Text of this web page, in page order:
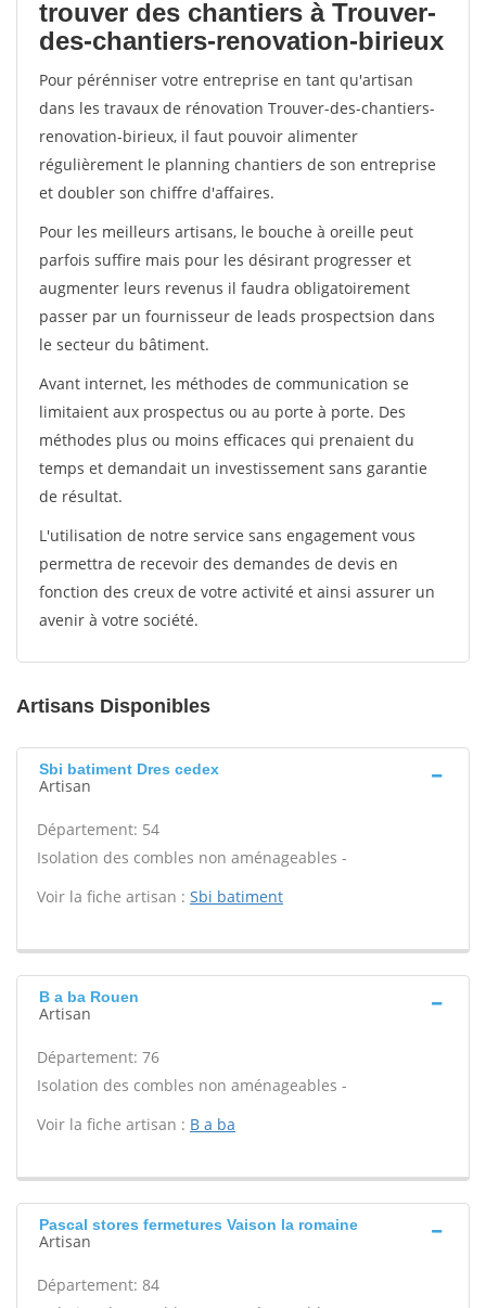
trouver des chantiers à Trouver-
des-chantiers-renovation-birieux
Pour pérénniser votre entreprise en tant qu'artisan
dans les travaux de rénovation Trouver-des-chantiers-
renovation-birieux, il faut pouvoir alimenter
régulièrement le planning chantiers de son entreprise
et doubler son chiffre d'affaires.
Pour les meilleurs artisans, le bouche à oreille peut
parfois suffire mais pour les désirant progresser et
augmenter leurs revenus il faudra obligatoirement
passer par un fournisseur de leads prospectsion dans
le secteur du bâtiment.
Avant internet, les méthodes de communication se
limitaient aux prospectus ou au porte à porte. Des
méthodes plus ou moins efficaces qui prenaient du
temps et demandait un investissement sans garantie
de résultat.
L'utilisation de notre service sans engagement vous
permettra de recevoir des demandes de devis en
fonction des creux de votre activité et ainsi assurer un
avenir à votre société.
Artisans Disponibles
Sbi batiment Dres cedex
Artisan
Département: 54
Isolation des combles non aménageables -
Voir la fiche artisan : Sbi batiment
B a ba Rouen
Artisan
Département: 76
Isolation des combles non aménageables -
Voir la fiche artisan : B a ba
Pascal stores fermetures Vaison la romaine
Artisan
Département: 84